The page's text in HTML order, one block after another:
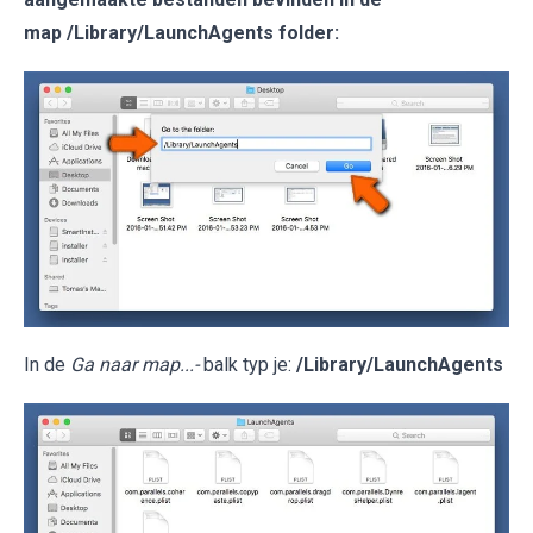
map /Library/LaunchAgents folder:
In de Ga naar map...- balk typ je: /Library/LaunchAgents